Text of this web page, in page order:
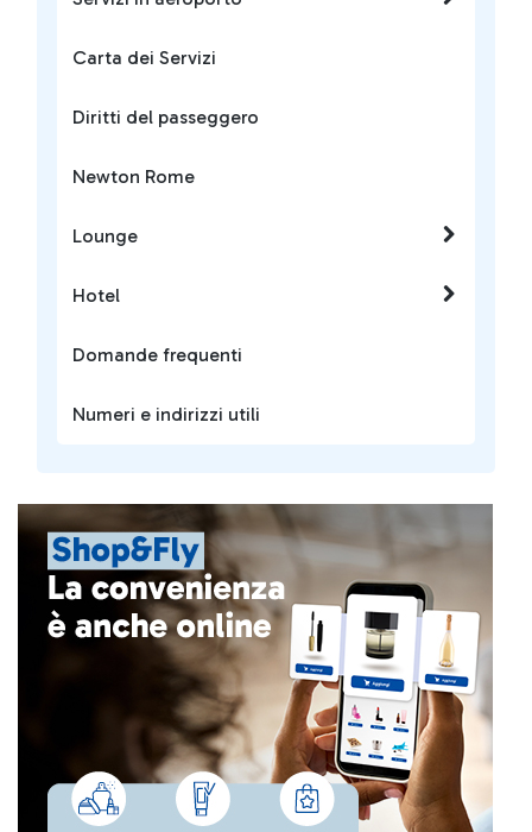
Carta dei Servizi
Diritti del passeggero
Newton Rome
Lounge
Hotel
Domande frequenti
Numeri e indirizzi utili